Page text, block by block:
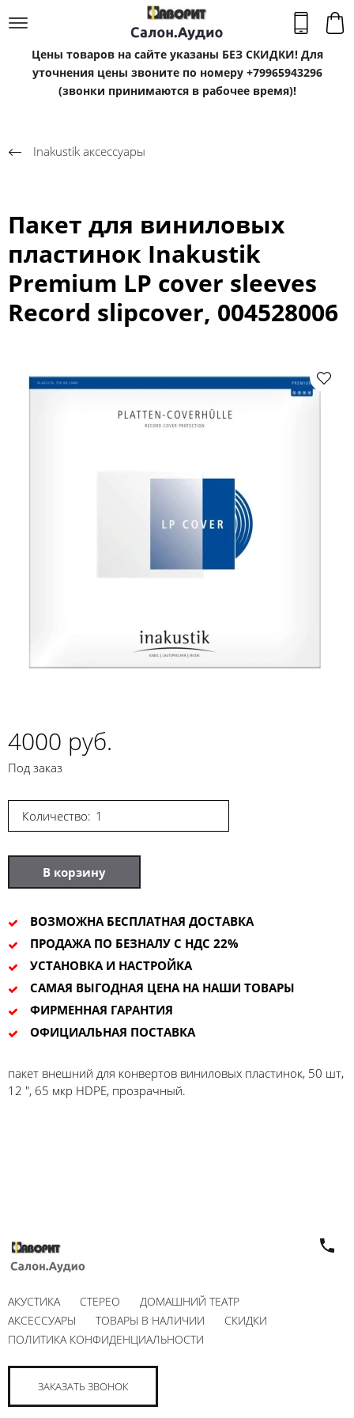
Цены товаров на сайте указаны БЕЗ СКИДКИ! Для
уточнения цены звоните по номеру +79965943296
(звонки принимаются в рабочее время)!
Inakustik аксессуары
Пакет для виниловых
пластинок Inakustik
Premium LP cover sleeves
Record slipcover, 004528006
4000 руб.
Под заказ
Количество:
В корзину
ВОЗМОЖНА БЕСПЛАТНАЯ ДОСТАВКА
ПРОДАЖА ПО БЕЗНАЛУ С НДС 22%
УСТАНОВКА И НАСТРОЙКА
САМАЯ ВЫГОДНАЯ ЦЕНА НА НАШИ ТОВАРЫ
ФИРМЕННАЯ ГАРАНТИЯ
ОФИЦИАЛЬНАЯ ПОСТАВКА
пакет внешний для конвертов виниловых пластинок, 50 шт,
12 ", 65 мкр HDPE, прозрачный.
АКУСТИКА СТЕРЕО
ДОМАШНИЙ ТЕАТР
АКСЕССУАРЫ
ТОВАРЫ В НАЛИЧИИ
СКИДКИ
ПОЛИТИКА КОНФИДЕНЦИАЛЬНОСТИ
ЗАКАЗАТЬ ЗВОНОК